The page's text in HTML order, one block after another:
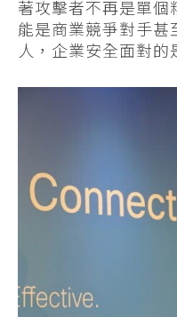
著攻擊者不再是單
能是商業競爭對手
人，企業安全面對的